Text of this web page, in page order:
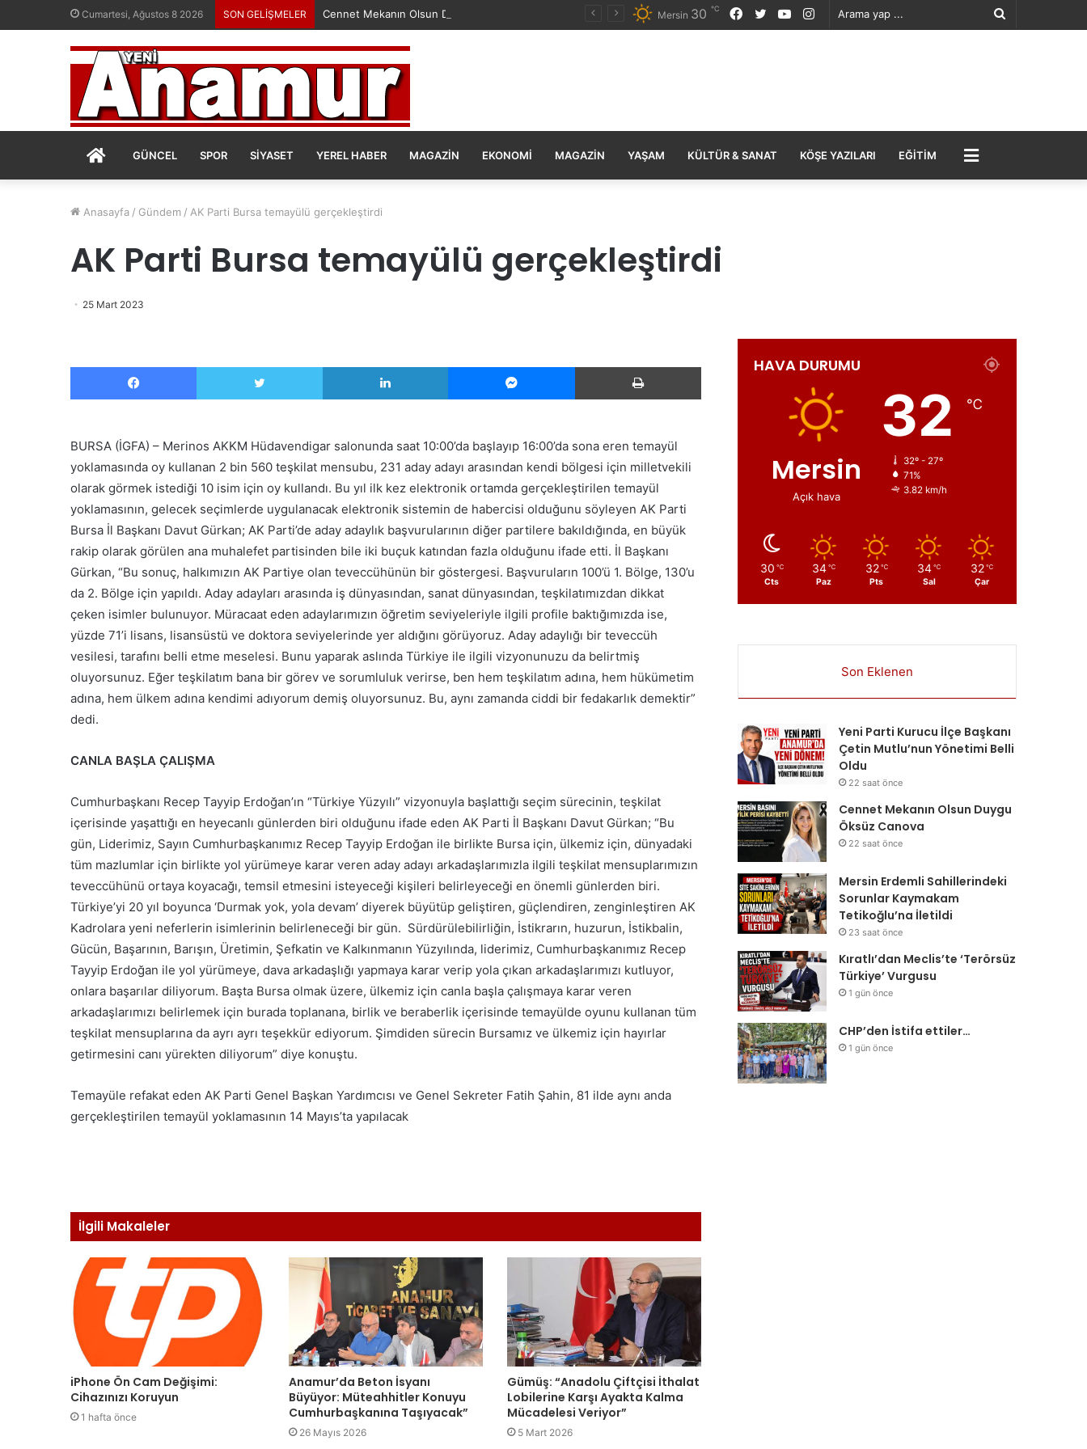
Cumartesi, Ağustos 8 2026 SON GELİŞMELER Cennet Mekanın Olsun Duygu Öksüz Canova
Arama
Instagram
YouTube
Twitter
Facebook
Mersin 30 ℃
ANASAYFA
GÜNCEL SPOR SIYASET YEREL HABER MAGAZIN EKONOMI MAGAZIN YAŞAM KÜLTÜR & SANAT KÖŞE YAZILARI EĞITIM MENÜ
Anasayfa / Gündem / AK Parti Bursa temayülü gerçekleştirdi
AK Parti Bursa temayülü gerçekleştirdi
25 Mart 2023
Facebook Twitter LinkedIn Messenger Yazdır
BURSA (İGFA) – Merinos AKKM Hüdavendigar salonunda saat 10:00’da başlayıp 16:00’da sona eren temayül
yoklamasında oy kullanan 2 bin 560 teşkilat mensubu, 231 aday adayı arasından kendi bölgesi için milletvekili
olarak görmek istediği 10 isim için oy kullandı. Bu yıl ilk kez elektronik ortamda gerçekleştirilen temayül
yoklamasının, gelecek seçimlerde uygulanacak elektronik sistemin de habercisi olduğunu söyleyen AK Parti
Bursa İl Başkanı Davut Gürkan; AK Parti’de aday adaylık başvurularının diğer partilere bakıldığında, en büyük
rakip olarak görülen ana muhalefet partisinden bile iki buçuk katından fazla olduğunu ifade etti. İl Başkanı
Gürkan, “Bu sonuç, halkımızın AK Partiye olan teveccühünün bir göstergesi. Başvuruların 100’ü 1. Bölge, 130’u
da 2. Bölge için yapıldı. Aday adayları arasında iş dünyasından, sanat dünyasından, teşkilatımızdan dikkat
çeken isimler bulunuyor. Müracaat eden adaylarımızın öğretim seviyeleriyle ilgili profile baktığımızda ise,
yüzde 71’i lisans, lisansüstü ve doktora seviyelerinde yer aldığını görüyoruz. Aday adaylığı bir teveccüh
vesilesi, tarafını belli etme meselesi. Bunu yaparak aslında Türkiye ile ilgili vizyonunuzu da belirtmiş
oluyorsunuz. Eğer teşkilatım bana bir görev ve sorumluluk verirse, ben hem teşkilatım adına, hem hükümetim
adına, hem ülkem adına kendimi adıyorum demiş oluyorsunuz. Bu, aynı zamanda ciddi bir fedakarlık demektir”
dedi.
CANLA BAŞLA ÇALIŞMA
Cumhurbaşkanı Recep Tayyip Erdoğan’ın “Türkiye Yüzyılı” vizyonuyla başlattığı seçim sürecinin, teşkilat
içerisinde yaşattığı en heyecanlı günlerden biri olduğunu ifade eden AK Parti İl Başkanı Davut Gürkan; “Bu
gün, Liderimiz, Sayın Cumhurbaşkanımız Recep Tayyip Erdoğan ile birlikte Bursa için, ülkemiz için, dünyadaki
tüm mazlumlar için birlikte yol yürümeye karar veren aday adayı arkadaşlarımızla ilgili teşkilat mensuplarımızın
teveccühünü ortaya koyacağı, temsil etmesini isteyeceği kişileri belirleyeceği en önemli günlerden biri.
Türkiye’yi 20 yıl boyunca ‘Durmak yok, yola devam’ diyerek büyütüp geliştiren, güçlendiren, zenginleştiren AK
Kadrolara yeni neferlerin isimlerinin belirleneceği bir gün. Sürdürülebilirliğin, İstikrarın, huzurun, İstikbalin,
Gücün, Başarının, Barışın, Üretimin, Şefkatin ve Kalkınmanın Yüzyılında, liderimiz, Cumhurbaşkanımız Recep
Tayyip Erdoğan ile yol yürümeye, dava arkadaşlığı yapmaya karar verip yola çıkan arkadaşlarımızı kutluyor,
onlara başarılar diliyorum. Başta Bursa olmak üzere, ülkemiz için canla başla çalışmaya karar veren
arkadaşlarımızı belirlemek için burada toplanana, birlik ve beraberlik içerisinde temayülde oyunu kullanan tüm
teşkilat mensuplarına da ayrı ayrı teşekkür ediyorum. Şimdiden sürecin Bursamız ve ülkemiz için hayırlar
getirmesini canı yürekten diliyorum” diye konuştu.
Temayüle refakat eden AK Parti Genel Başkan Yardımcısı ve Genel Sekreter Fatih Şahin, 81 ilde aynı anda
gerçekleştirilen temayül yoklamasının 14 Mayıs’ta yapılacak
İlgili Makaleler
iPhone Ön Cam Değişimi:
Cihazınızı Koruyun
1 hafta önce
Anamur’da Beton İsyanı
Büyüyor: Müteahhitler Konuyu
Cumhurbaşkanına Taşıyacak”
26 Mayıs 2026
Gümüş: “Anadolu Çiftçisi İthalat
Lobilerine Karşı Ayakta Kalma
Mücadelesi Veriyor”
5 Mart 2026
HAVA DURUMU
Mersin
Açık hava
32 ℃
32º - 27º
71%
3.82 km/h
30 ℃
Cts
34 ℃
Paz
32 ℃
Pts
34 ℃
Sal
32 ℃
Çar
Son Eklenen
Yeni Parti Kurucu İlçe Başkanı
Çetin Mutlu’nun Yönetimi Belli
Oldu
22 saat önce
Cennet Mekanın Olsun Duygu
Öksüz Canova
22 saat önce
Mersin Erdemli Sahillerindeki
Sorunlar Kaymakam
Tetikoğlu’na İletildi
23 saat önce
Kıratlı’dan Meclis’te ‘Terörsüz
Türkiye’ Vurgusu
1 gün önce
CHP’den İstifa ettiler…
1 gün önce